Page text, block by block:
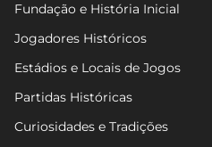
Fundação e História Inicial
Jogadores Históricos
Estádios e Locais de Jogos
Partidas Históricas
Curiosidades e Tradições